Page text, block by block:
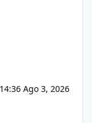
Ago 3, 2026